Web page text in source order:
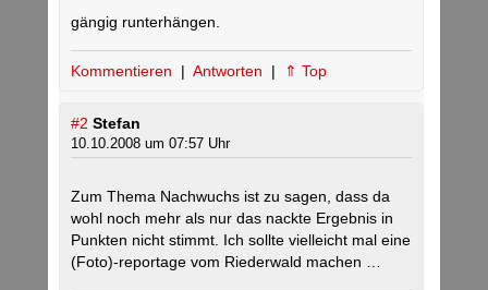
gängig runterhängen.
Kommentieren | Antworten | ⇑ Top
#2 Stefan
10.10.2008 um 07:57 Uhr
Zum Thema Nachwuchs ist zu sagen, dass da
wohl noch mehr als nur das nackte Ergebnis in
Punkten nicht stimmt. Ich sollte vielleicht mal eine
(Foto)-reportage vom Riederwald machen …